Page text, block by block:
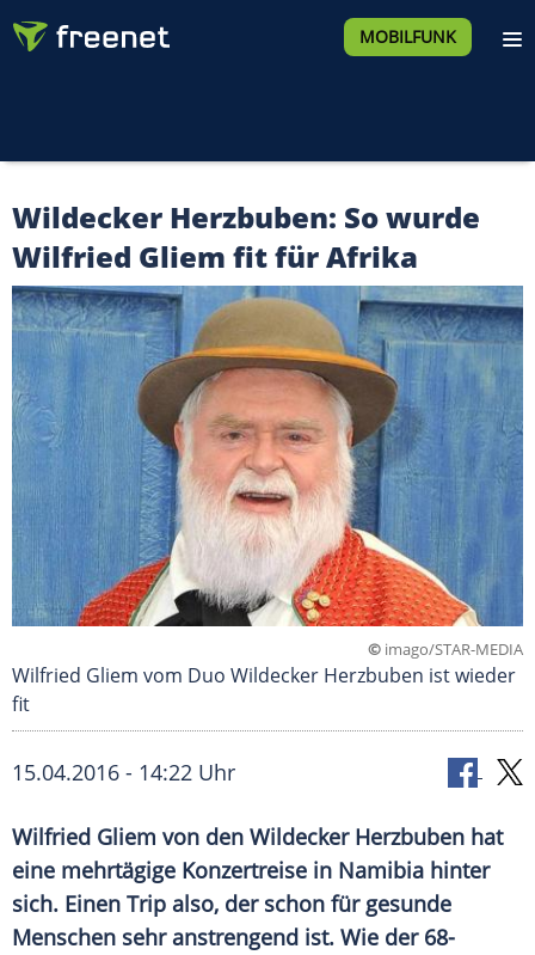
MOBILFUNK
Wildecker Herzbuben: So wurde
Wilfried Gliem fit für Afrika
© imago/STAR-MEDIA
Wilfried Gliem vom Duo Wildecker Herzbuben ist wieder
fit
15.04.2016 - 14:22 Uhr
Wilfried Gliem von den Wildecker Herzbuben hat
eine mehrtägige Konzertreise in Namibia hinter
sich. Einen Trip also, der schon für gesunde
Menschen sehr anstrengend ist. Wie der 68-